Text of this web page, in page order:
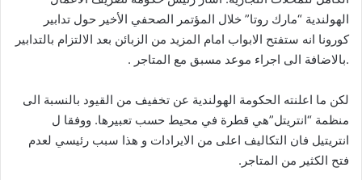
الهولندية “مارك روتا” خلال المؤتمر الصحفي الأخير حول تدابير
كورونا انه ستفتح الابواب امام المزيد من الزبائن بعد الالتزام بالتدابير
.بالاضافة الى اجراء موعد مسبق مع المتاجر .
لكن ما اعلنته الحكومة الهولندية عن تخفيف من القيود بالنسبة الى
منظمة “انتريتل”هي قطرة في محيط حسب تعبيرها. ووفقا ل
انتريتيل فان التكاليف اعلى من الايرادات و هذا سبب رئيسي لعدم
فتح الكثير من المتاجر.